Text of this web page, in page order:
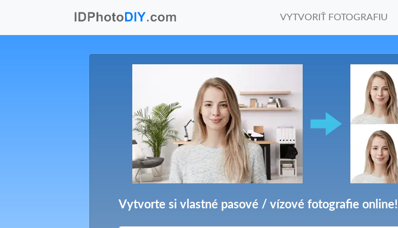
VYTVORIŤ FOTOGRAFIU
Vytvorte si vlastné pasové / vízové fotografie online!